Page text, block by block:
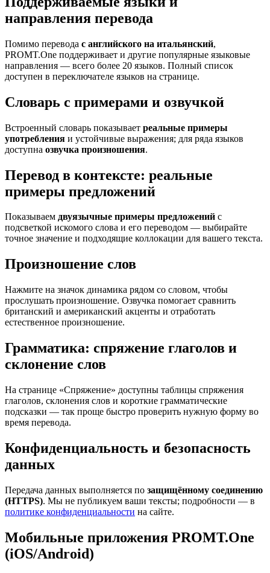
направления перевода
Помимо перевода с английского на итальянский,
PROMT.One поддерживает и другие популярные языковые
направления — всего более 20 языков. Полный список
доступен в переключателе языков на странице.
Словарь с примерами и озвучкой
Встроенный словарь показывает реальные примеры
употребления и устойчивые выражения; для ряда языков
доступна озвучка произношения.
Перевод в контексте: реальные
примеры предложений
Показываем двуязычные примеры предложений с
подсветкой искомого слова и его переводом — выбирайте
точное значение и подходящие коллокации для вашего текста.
Произношение слов
Нажмите на значок динамика рядом со словом, чтобы
прослушать произношение. Озвучка помогает сравнить
британский и американский акценты и отработать
естественное произношение.
Грамматика: спряжение глаголов и
склонение слов
На странице «Спряжение» доступны таблицы спряжения
глаголов, склонения слов и короткие грамматические
подсказки — так проще быстро проверить нужную форму во
время перевода.
Конфиденциальность и безопасность
данных
Передача данных выполняется по защищённому соединению
(HTTPS). Мы не публикуем ваши тексты; подробности — в
политике конфиденциальности на сайте.
Мобильные приложения PROMT.One
(iOS/Android)